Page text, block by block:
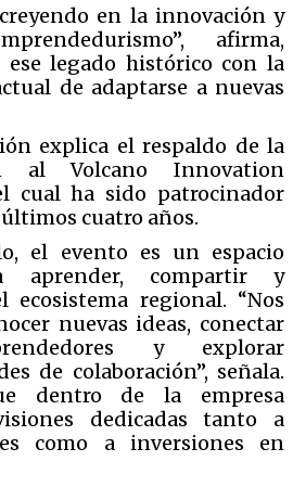
en la innovación y
afirma,
ese legado histórico con la
de adaptarse a nuevas
explica el respaldo de la
al Volcano Innovation
cual ha sido patrocinador
cuatro años.
el evento es un espacio
aprender, compartir y
ecosistema regional. “Nos
nuevas ideas, conectar
y explorar
de colaboración”, señala.
dentro de la empresa
dedicadas tanto a
como a inversiones en